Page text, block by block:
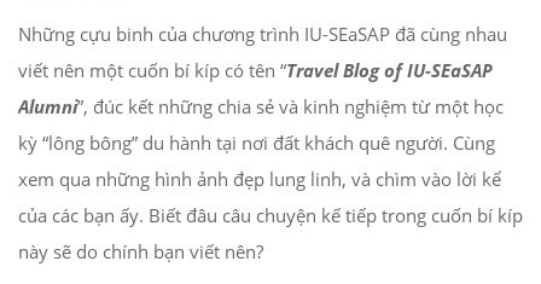
Những cựu binh của chương trình IU-SEaSAP đã cùng nhau
viết nên một cuốn bí kíp có tên “Travel Blog of IU-SEaSAP
Alumni”, đúc kết những chia sẻ và kinh nghiệm từ một học
kỳ “lông bông” du hành tại nơi đất khách quê người. Cùng
xem qua những hình ảnh đẹp lung linh, và chìm vào lời kể
của các bạn ấy. Biết đâu câu chuyện kế tiếp trong cuốn bí kíp
này sẽ do chính bạn viết nên?